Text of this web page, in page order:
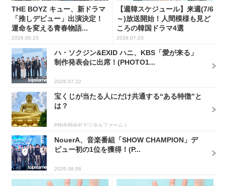
THE BOYZ キュー、新ドラマ
「推しデビュー」出演決定！
運命を変える青春物語...
2026.06.15
【週韓スケジュール】来週(7/6
～)放送開始！人間模様も見ど
ころの韓国ドラマ4選
2026.07.03
ハ・ソクジン&EXID ハニ、KBS「愛が来る」
制作発表会に出席！(PHOTO1...
2026.07.22
宝くじが当たる人にだけ共通する“ある特徴”と
は？
PR(合同会社デジタルファーム )
NouerA、音楽番組「SHOW CHAMPION」デ
ビュー初の1位を獲得！(P...
2026.08.06